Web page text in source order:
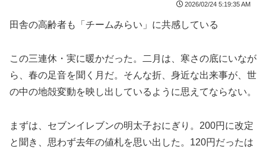
2026/02/24 5:19:35 AM
田舎の高齢者も「チームみらい」に共感している
この三連休・実に暖かだった。二月は、寒さの底にいなが
ら、春の足音を聞く月だ。そんな折、身近な出来事が、世
の中の地殻変動を映し出しているように思えてならない。
まずは、セブンイレブンの明太子おにぎり。200円に改定
と聞き、思わず去年の値札を思い出した。120円だったは